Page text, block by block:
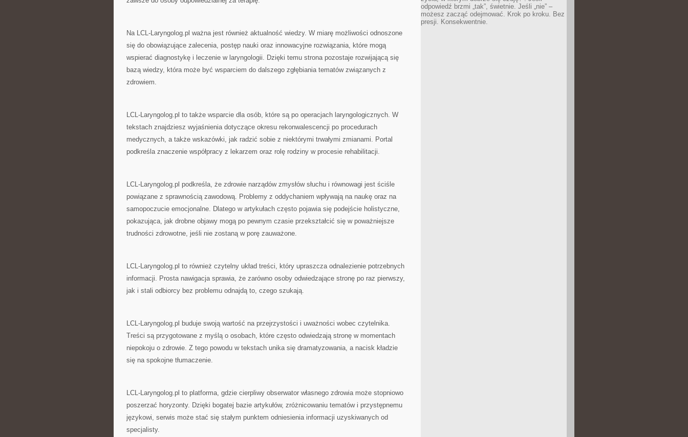
Na LCL-Laryngolog.pl ważna jest również aktualność wiedzy. W miarę możliwości odnoszone
się do obowiązujące zalecenia, postęp nauki oraz innowacyjne rozwiązania, które mogą
wspierać diagnostykę i leczenie w laryngologii. Dzięki temu strona pozostaje rozwijającą się
bazą wiedzy, która może być wsparciem do dalszego zgłębiania tematów związanych z
zdrowiem.
LCL-Laryngolog.pl to także wsparcie dla osób, które są po operacjach laryngologicznych. W
tekstach znajdziesz wyjaśnienia dotyczące okresu rekonwalescencji po procedurach
medycznych, a także wskazówki, jak radzić sobie z niektórymi trwałymi zmianami. Portal
podkreśla znaczenie współpracy z lekarzem oraz rolę rodziny w procesie rehabilitacji.
LCL-Laryngolog.pl podkreśla, że zdrowie narządów zmysłów słuchu i równowagi jest ściśle
powiązane z sprawnością zawodową. Problemy z oddychaniem wpływają na naukę oraz na
samopoczucie emocjonalne. Dlatego w artykułach często pojawia się podejście holistyczne,
pokazująca, jak drobne objawy mogą po pewnym czasie przekształcić się w poważniejsze
trudności zdrowotne, jeśli nie zostaną w porę zauważone.
LCL-Laryngolog.pl to również czytelny układ treści, który upraszcza odnalezienie potrzebnych
informacji. Prosta nawigacja sprawia, że zarówno osoby odwiedzające stronę po raz pierwszy,
jak i stali odbiorcy bez problemu odnajdą to, czego szukają.
LCL-Laryngolog.pl buduje swoją wartość na przejrzystości i uważności wobec czytelnika.
Treści są przygotowane z myślą o osobach, które często odwiedzają stronę w momentach
niepokoju o zdrowie. Z tego powodu w tekstach unika się dramatyzowania, a nacisk kładzie
się na spokojne tłumaczenie.
LCL-Laryngolog.pl to platforma, gdzie cierpliwy obserwator własnego zdrowia może stopniowo
poszerzać horyzonty. Dzięki bogatej bazie artykułów, zróżnicowaniu tematów i przystępnemu
językowi, serwis może stać się stałym punktem odniesienia informacji uzyskiwanych od
specjalisty.
odpowiedź brzmi „tak”, świetnie. Jeśli „nie” –
możesz zacząć odejmować. Krok po kroku. Bez
presji. Konsekwentnie.